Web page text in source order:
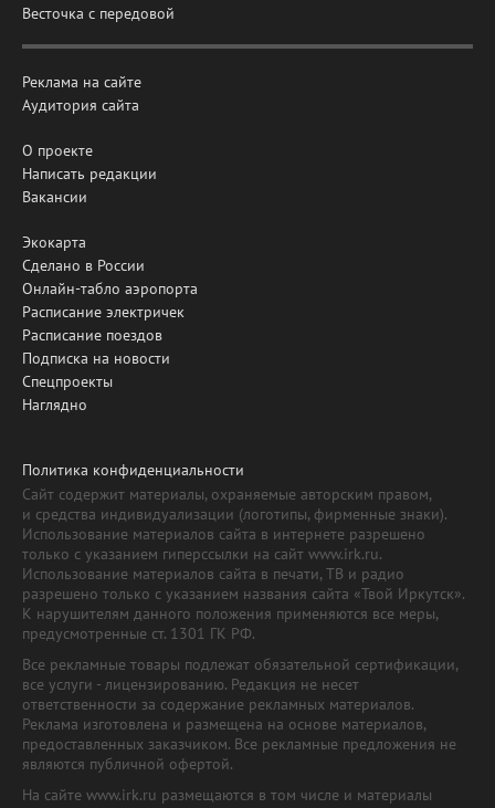
Весточка с передовой
Реклама на сайте
Аудитория сайта
О проекте
Написать редакции
Вакансии
Экокарта
Сделано в России
Онлайн-табло аэропорта
Расписание электричек
Расписание поездов
Подписка на новости
Спецпроекты
Наглядно
Политика конфиденциальности
Сайт содержит материалы, охраняемые авторским правом,
и средства индивидуализации (логотипы, фирменные знаки).
Использование материалов сайта в интернете разрешено
только с указанием гиперссылки на сайт www.irk.ru.
Использование материалов сайта в печати, ТВ и радио
разрешено только с указанием названия сайта «Твой Иркутск».
К нарушителям данного положения применяются все меры,
предусмотренные ст. 1301 ГК РФ.
Все рекламные товары подлежат обязательной сертификации,
все услуги - лицензированию. Редакция не несет
ответственности за содержание рекламных материалов.
Реклама изготовлена и размещена на основе материалов,
предоставленных заказчиком. Все рекламные предложения не
являются публичной офертой.
На сайте www.irk.ru размещаются в том числе и материалы